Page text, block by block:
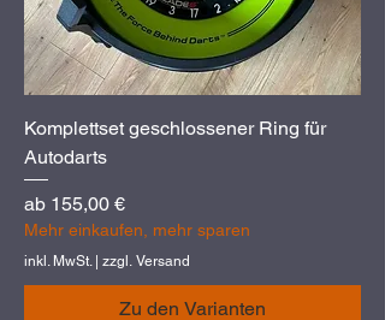
Komplettset geschlossener Ring für
Autodarts
ab 155,00 €
Sale-Preis
Mehr einkaufen, mehr sparen
inkl. MwSt.| zzgl. Versand
Zu den Varianten